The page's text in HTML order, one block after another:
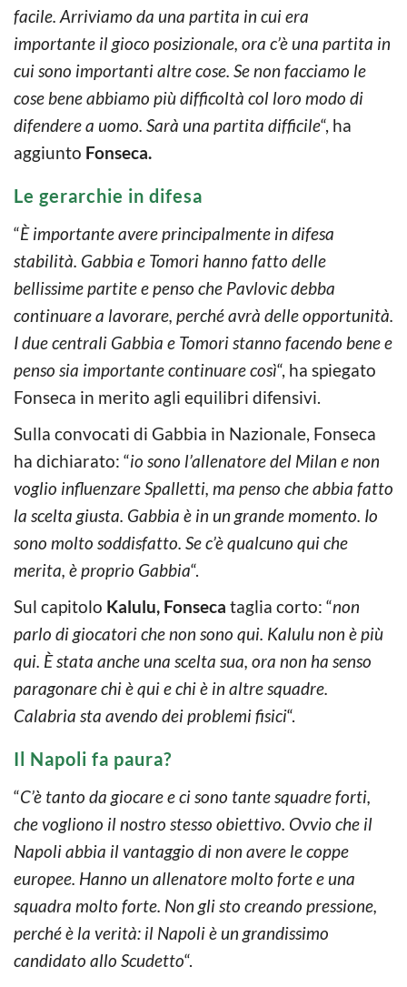
facile. Arriviamo da una partita in cui era
importante il gioco posizionale, ora c’è una partita in
cui sono importanti altre cose. Se non facciamo le
cose bene abbiamo più difficoltà col loro modo di
difendere a uomo. Sarà una partita difficile“, ha
aggiunto Fonseca.
Le gerarchie in difesa
“È importante avere principalmente in difesa
stabilità. Gabbia e Tomori hanno fatto delle
bellissime partite e penso che Pavlovic debba
continuare a lavorare, perché avrà delle opportunità.
I due centrali Gabbia e Tomori stanno facendo bene e
penso sia importante continuare così“, ha spiegato
Fonseca in merito agli equilibri difensivi.
Sulla convocati di Gabbia in Nazionale, Fonseca
ha dichiarato: “io sono l’allenatore del Milan e non
voglio influenzare Spalletti, ma penso che abbia fatto
la scelta giusta. Gabbia è in un grande momento. Io
sono molto soddisfatto. Se c’è qualcuno qui che
merita, è proprio Gabbia“.
Sul capitolo Kalulu, Fonseca taglia corto: “non
parlo di giocatori che non sono qui. Kalulu non è più
qui. È stata anche una scelta sua, ora non ha senso
paragonare chi è qui e chi è in altre squadre.
Calabria sta avendo dei problemi fisici“.
Il Napoli fa paura?
“C’è tanto da giocare e ci sono tante squadre forti,
che vogliono il nostro stesso obiettivo. Ovvio che il
Napoli abbia il vantaggio di non avere le coppe
europee. Hanno un allenatore molto forte e una
squadra molto forte. Non gli sto creando pressione,
perché è la verità: il Napoli è un grandissimo
candidato allo Scudetto“.